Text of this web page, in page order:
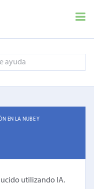
EN LA NUBE Y
utilizando IA.